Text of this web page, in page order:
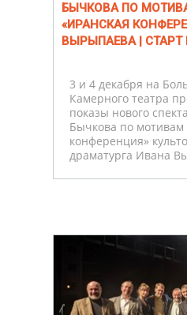
БЫЧКОВА ПО
«ИРАНСКАЯ
ВЫРЫПАЕВА |
3 и 4 декабря на
Камерного театра
показы нового
Бычкова по
конференция»
драматурга Ивана